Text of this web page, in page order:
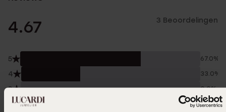
4.67 3 Beoordelingen
5 67.0%
4 33.0%
3 0.0%
2 0.0%